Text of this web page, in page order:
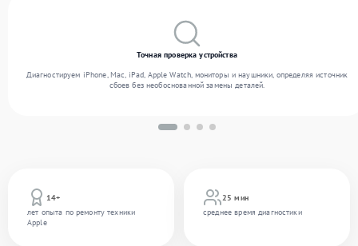
14+
лет опыта по ремонту техники
Apple
25 мин
среднее время диагностики
Точная проверка устройства
Диагностируем iPhone, Mac, iPad, Apple Watch, мониторы и наушники, определяя источник
сбоев без необоснованной замены деталей.